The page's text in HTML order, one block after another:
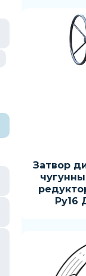
Затвор
Ру16